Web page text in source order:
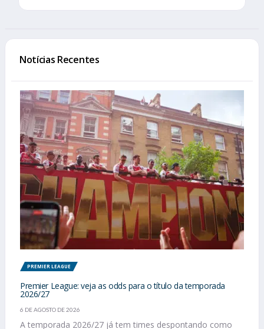
Notícias Recentes
PREMIER LEAGUE
Premier League: veja as odds para o título da temporada
2026/27
6 DE AGOSTO DE 2026
A temporada 2026/27 já tem times despontando como